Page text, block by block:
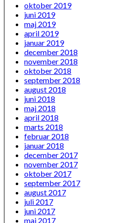
oktober 2019
juni 2019
maj 2019
april 2019
januar 2019
december 2018
november 2018
oktober 2018
september 2018
august 2018
juni 2018
maj 2018
april 2018
marts 2018
februar 2018
januar 2018
december 2017
november 2017
oktober 2017
september 2017
august 2017
juli 2017
juni 2017
maj 2017